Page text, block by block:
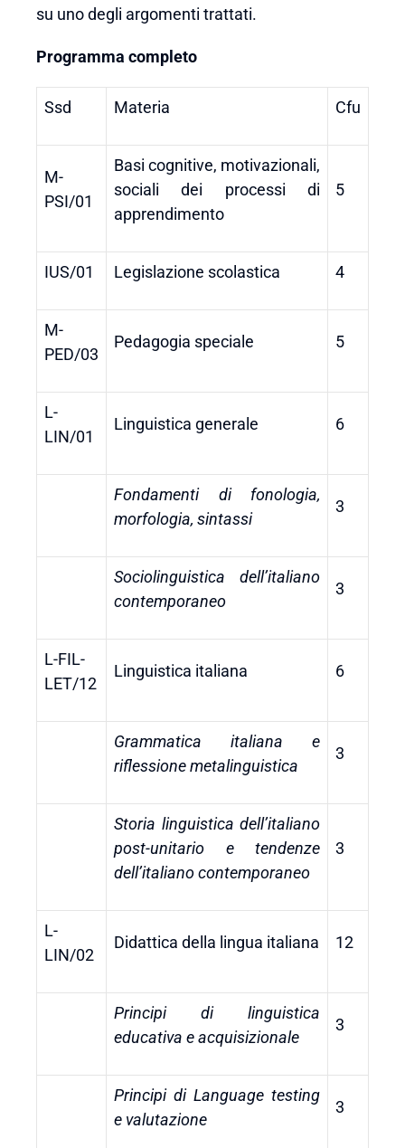
su uno degli argomenti trattati.
Programma completo
Ssd Materia Cfu
M-
PSI/01
Basi cognitive, motivazionali,
sociali dei processi di
apprendimento
5
IUS/01 Legislazione scolastica 4
M-
PED/03
Pedagogia speciale 5
L-
LIN/01
Linguistica generale 6
Fondamenti di fonologia,
morfologia, sintassi
3
Sociolinguistica dell’italiano
contemporaneo
3
L-FIL-
LET/12
Linguistica italiana 6
Grammatica italiana e
riflessione metalinguistica
3
Storia linguistica dell’italiano
post-unitario e tendenze
dell’italiano contemporaneo
3
L-
LIN/02
Didattica della lingua italiana 12
Principi di linguistica
educativa e acquisizionale
3
Principi di Language testing
e valutazione
3